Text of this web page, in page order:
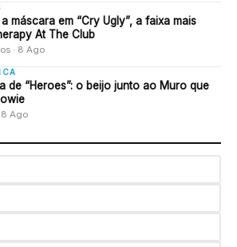
máscara em “Cry Ugly”, a faixa mais
At The Club
· 8 Ago
de “Heroes”: o beijo junto ao Muro que
8 Ago